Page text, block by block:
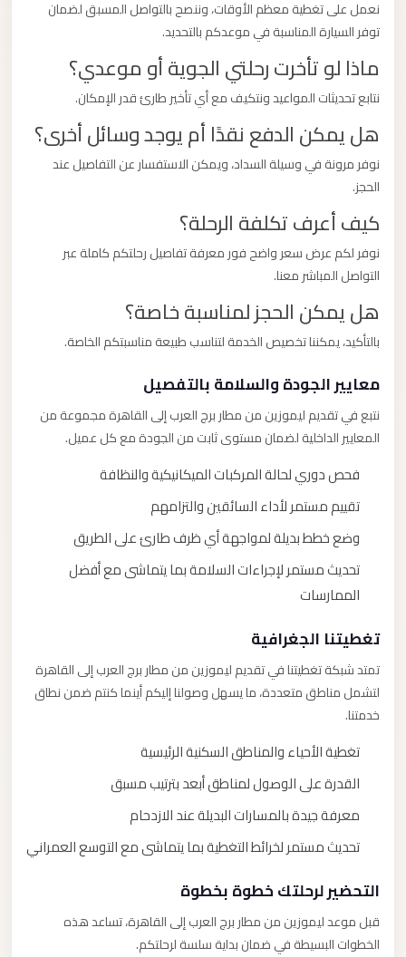
نعمل على تغطية معظم الأوقات، وننصح بالتواصل المسبق لضمان
توفر السيارة المناسبة في موعدكم بالتحديد.
ماذا لو تأخرت رحلتي الجوية أو موعدي؟
نتابع تحديثات المواعيد ونتكيف مع أي تأخير طارئ قدر الإمكان.
هل يمكن الدفع نقدًا أم يوجد وسائل أخرى؟
نوفر مرونة في وسيلة السداد، ويمكن الاستفسار عن التفاصيل عند
الحجز.
كيف أعرف تكلفة الرحلة؟
نوفر لكم عرض سعر واضح فور معرفة تفاصيل رحلتكم كاملة عبر
التواصل المباشر معنا.
هل يمكن الحجز لمناسبة خاصة؟
بالتأكيد، يمكننا تخصيص الخدمة لتناسب طبيعة مناسبتكم الخاصة.
معايير الجودة والسلامة بالتفصيل
نتبع في تقديم ليموزين من مطار برج العرب إلى القاهرة مجموعة من
المعايير الداخلية لضمان مستوى ثابت من الجودة مع كل عميل.
فحص دوري لحالة المركبات الميكانيكية والنظافة
تقييم مستمر لأداء السائقين والتزامهم
وضع خطط بديلة لمواجهة أي ظرف طارئ على الطريق
تحديث مستمر لإجراءات السلامة بما يتماشى مع أفضل
الممارسات
تغطيتنا الجغرافية
تمتد شبكة تغطيتنا في تقديم ليموزين من مطار برج العرب إلى القاهرة
لتشمل مناطق متعددة، ما يسهل وصولنا إليكم أينما كنتم ضمن نطاق
خدمتنا.
تغطية الأحياء والمناطق السكنية الرئيسية
القدرة على الوصول لمناطق أبعد بترتيب مسبق
معرفة جيدة بالمسارات البديلة عند الازدحام
تحديث مستمر لخرائط التغطية بما يتماشى مع التوسع العمراني
التحضير لرحلتك خطوة بخطوة
قبل موعد ليموزين من مطار برج العرب إلى القاهرة، تساعد هذه
الخطوات البسيطة في ضمان بداية سلسة لرحلتكم.